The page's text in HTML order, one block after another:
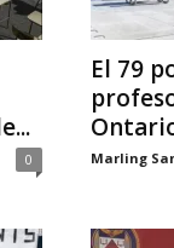
0
El 79
Marling